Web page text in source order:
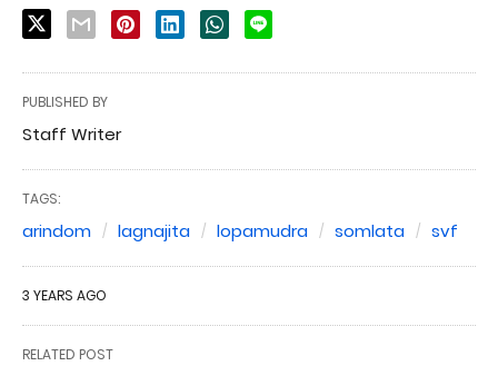
PUBLISHED BY
Staff Writer
TAGS:
arindom lagnajita lopamudra somlata svf
3 YEARS AGO
RELATED POST